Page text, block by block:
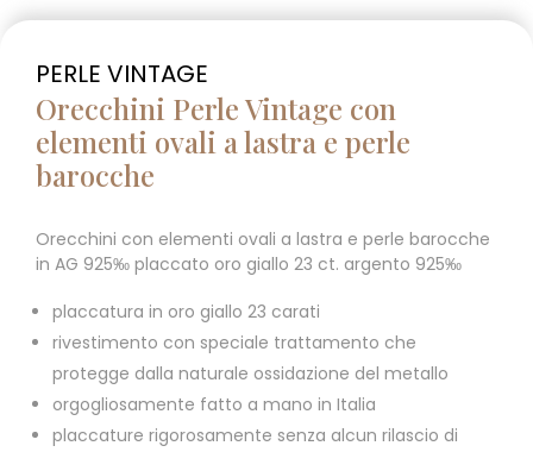
PERLE VINTAGE
Orecchini Perle Vintage con
elementi ovali a lastra e perle
barocche
Orecchini con elementi ovali a lastra e perle barocche
in AG 925‰ placcato oro giallo 23 ct. argento 925‰
placcatura in oro giallo 23 carati
rivestimento con speciale trattamento che
protegge dalla naturale ossidazione del metallo
orgogliosamente fatto a mano in Italia
placcature rigorosamente senza alcun rilascio di